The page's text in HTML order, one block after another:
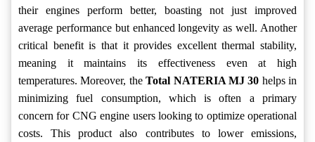
their engines perform better, boasting not just improved
average performance but enhanced longevity as well. Another
critical benefit is that it provides excellent thermal stability,
meaning it maintains its effectiveness even at high
temperatures. Moreover, theTotal NATERIA MJ 30 helps in
minimizing fuel consumption, which is often a primary
concern for CNG engine users looking to optimize operational
costs. This product also contributes to lower emissions,